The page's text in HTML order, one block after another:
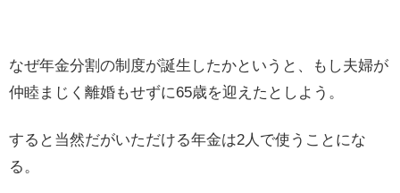
なぜ年金分割の制度が誕生したかというと、もし夫婦が
仲睦まじく離婚もせずに65歳を迎えたとしよう。
すると当然だがいただける年金は2人で使うことにな
る。